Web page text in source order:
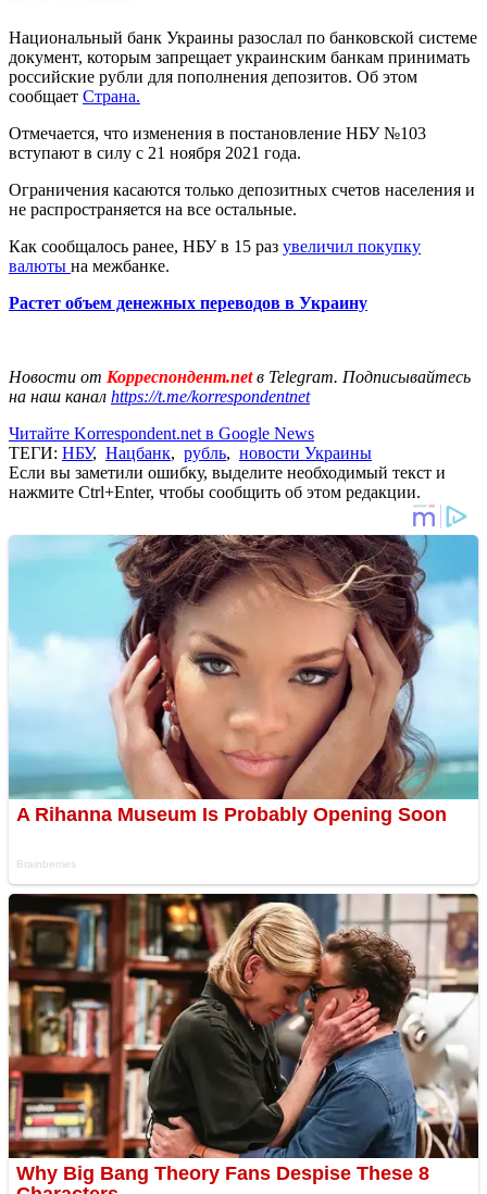
Национальный банк Украины разослал по банковской системе
документ, которым запрещает украинским банкам принимать
российские рубли для пополнения депозитов. Об этом
сообщает Страна.
Отмечается, что изменения в постановление НБУ №103
вступают в силу с 21 ноября 2021 года.
Ограничения касаются только депозитных счетов населения и
не распространяется на все остальные.
Как сообщалось ранее, НБУ в 15 раз увеличил покупку
валюты на межбанке.
Растет объем денежных переводов в Украину
Новости от Корреспондент.netв Telegram. Подписывайтесь
на наш канал https://t.me/korrespondentnet
Читайте Korrespondent.net в Google News
ТЕГИ: НБУ, Нацбанк, рубль, новости Украины
Если вы заметили ошибку, выделите необходимый текст и
нажмите Ctrl+Enter, чтобы сообщить об этом редакции.